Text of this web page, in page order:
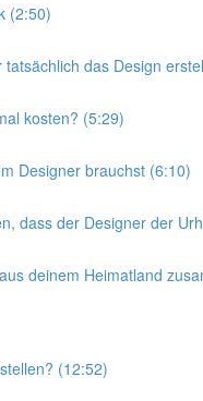
(2:50)
das Design
kosten? (5:29)
Designer brauchst (6:10)
dass der Designer der
deinem Heimatland
(12:52)